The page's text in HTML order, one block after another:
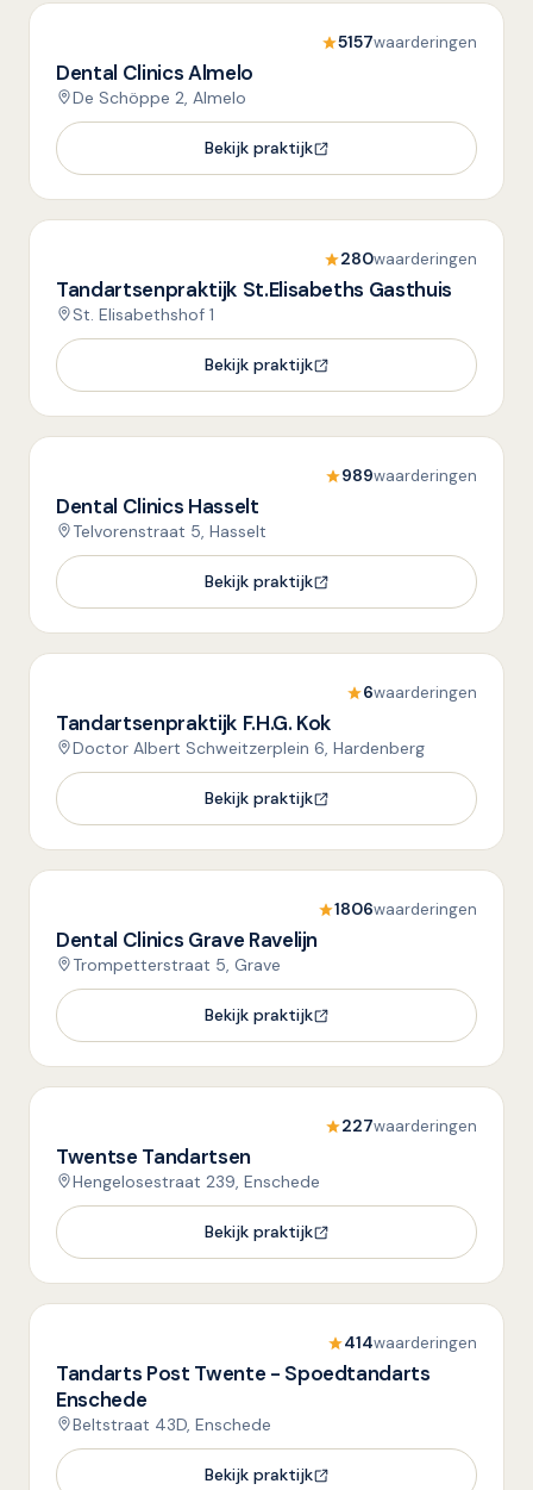
5157waarderingen
Dental Clinics Almelo
De Schöppe 2, Almelo
Bekijk praktijk
280waarderingen
Tandartsenpraktijk St.Elisabeths Gasthuis
St. Elisabethshof 1
Bekijk praktijk
989waarderingen
Dental Clinics Hasselt
Telvorenstraat 5, Hasselt
Bekijk praktijk
6waarderingen
Tandartsenpraktijk F.H.G. Kok
Doctor Albert Schweitzerplein 6, Hardenberg
Bekijk praktijk
1806waarderingen
Dental Clinics Grave Ravelijn
Trompetterstraat 5, Grave
Bekijk praktijk
227waarderingen
Twentse Tandartsen
Hengelosestraat 239, Enschede
Bekijk praktijk
414waarderingen
Tandarts Post Twente - Spoedtandarts
Enschede
Beltstraat 43D, Enschede
Bekijk praktijk